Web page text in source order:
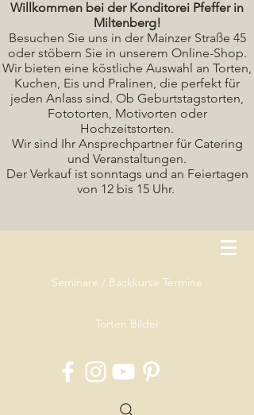
Willkommen bei der Konditorei Pfeffer in
Miltenberg!
Besuchen Sie uns in der Mainzer Straße 45
oder stöbern Sie in unserem Online-Shop.
Wir bieten eine köstliche Auswahl an Torten,
Kuchen, Eis und Pralinen, die perfekt für
jeden Anlass sind. Ob Geburtstagstorten,
Fototorten, Motivorten oder
Hochzeitstorten.
Wir sind Ihr Ansprechpartner für Catering
und Veranstaltungen.
Der Verkauf ist sonntags und an Feiertagen
von 12 bis 15 Uhr.
Seminare / Backkurse Termine
Torten Bilder